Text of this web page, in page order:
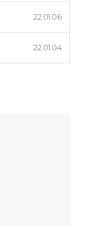
22.01.06
22.01.04